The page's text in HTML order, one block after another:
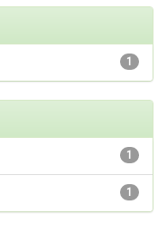
1
1
1